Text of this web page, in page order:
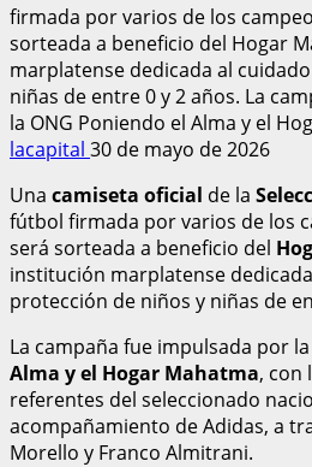
firmada por varios de los
sorteada a beneficio del Hogar
marplatense dedicada al
niñas de entre 0 y 2 años. La
la ONG Poniendo el Alma y el
lacapital 30 de mayo de 2026
Una camiseta oficial de la
fútbol firmada por varios de los
será sorteada a beneficio del
institución marplatense
protección de niños y niñas de
La campaña fue impulsada por la
Alma y el Hogar Mahatma, con
referentes del seleccionado
acompañamiento de Adidas, a
Morello y Franco Almitrani.